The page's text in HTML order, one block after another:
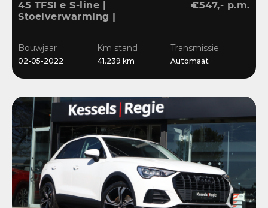
45 TFSI e S-line |
Stoelverwarming |
€547,- p.m.
Bouwjaar
02-05-2022
Km stand
41.239 km
Transmissie
Automaat